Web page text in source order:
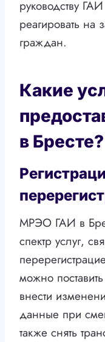
руководству
реагировать
граждан.
Какие
в Бресте?
МРЭО ГАИ в
спектр услуг,
можно
внести
данные при
также снять